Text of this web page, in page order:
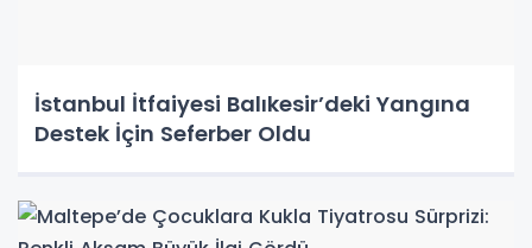
İstanbul İtfaiyesi Balıkesir’deki Yangına
Destek İçin Seferber Oldu